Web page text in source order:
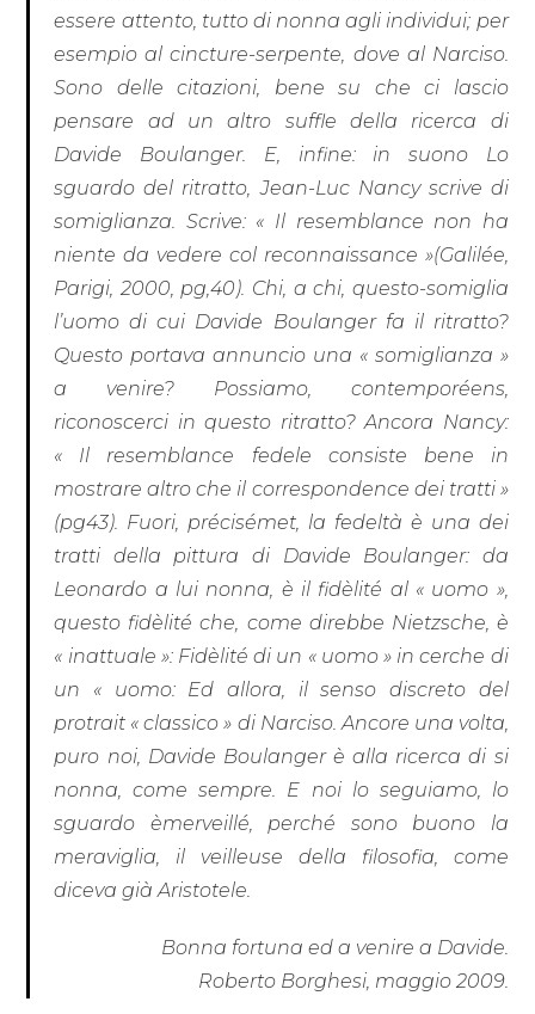
essere attento, tutto di nonna agli individui; per
esempio al cincture-serpente, dove al Narciso.
Sono delle citazioni, bene su che ci lascio
pensare ad un altro suffle della ricerca di
Davide Boulanger. E, infine: in suono Lo
sguardo del ritratto, Jean-Luc Nancy scrive di
somiglianza. Scrive: « Il resemblance non ha
niente da vedere col reconnaissance »(Galilée,
Parigi, 2000, pg,40). Chi, a chi, questo-somiglia
l’uomo di cui Davide Boulanger fa il ritratto?
Questo portava annuncio una « somiglianza »
a venire? Possiamo, contemporéens,
riconoscerci in questo ritratto? Ancora Nancy:
« Il resemblance fedele consiste bene in
mostrare altro che il correspondence dei tratti »
(pg43). Fuori, précisémet, la fedeltà è una dei
tratti della pittura di Davide Boulanger: da
Leonardo a lui nonna, è il fidèlité al « uomo »,
questo fidèlité che, come direbbe Nietzsche, è
« inattuale »: Fidèlité di un « uomo » in cerche di
un « uomo: Ed allora, il senso discreto del
protrait « classico » di Narciso. Ancore una volta,
puro noi, Davide Boulanger è alla ricerca di si
nonna, come sempre. E noi lo seguiamo, lo
sguardo èmerveillé, perché sono buono la
meraviglia, il veilleuse della filosofia, come
diceva già Aristotele.
Bonna fortuna ed a venire a Davide.
Roberto Borghesi, maggio 2009.